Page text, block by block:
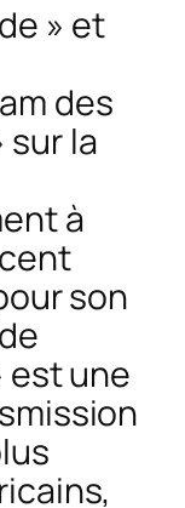
» et
des
sur la
à
son
est une